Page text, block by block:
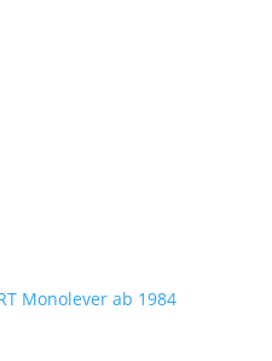
Monolever ab 1984